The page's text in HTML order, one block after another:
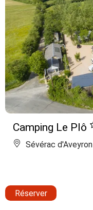
Camping Le Plô
Sévérac d'Aveyron
Réserver